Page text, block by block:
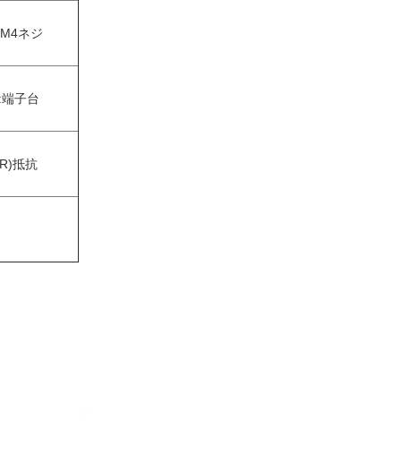
ネジ
端子台
抵抗